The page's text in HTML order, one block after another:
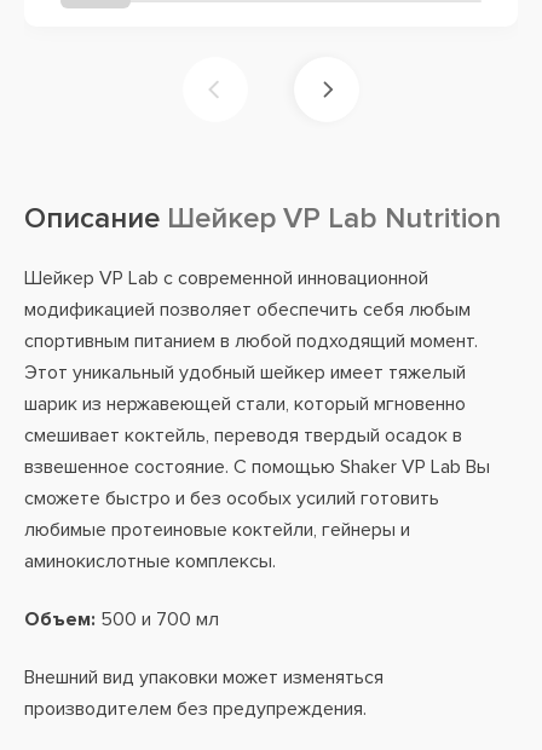
Описание Шейкер VP Lab Nutrition
Шейкер VP Lab с современной инновационной
модификацией позволяет обеспечить себя любым
спортивным питанием в любой подходящий момент.
Этот уникальный удобный шейкер имеет тяжелый
шарик из нержавеющей стали, который мгновенно
смешивает коктейль, переводя твердый осадок в
взвешенное состояние. С помощью Shaker VP Lab Вы
сможете быстро и без особых усилий готовить
любимые протеиновые коктейли, гейнеры и
аминокислотные комплексы.
Объем: 500 и 700 мл
Внешний вид упаковки может изменяться
производителем без предупреждения.